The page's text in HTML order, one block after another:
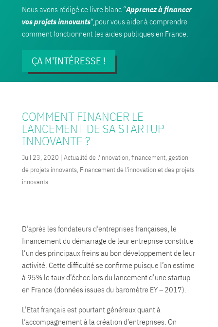
Nous avons rédigé ce livre blanc “Apprenez à financer
vos projets innovants“,pour vous aider à comprendre
comment fonctionnent les aides publiques en France.
ÇA M'INTÉRESSE !
COMMENT FINANCER LE
LANCEMENT DE SA STARTUP
INNOVANTE ?
Juil 23, 2020 | Actualité de l'innovation, financement, gestion
de projets innovants, Financement de l'innovation et des projets
innovants
D’après les fondateurs d’entreprises françaises, le
financement du démarrage de leur entreprise constitue
l’un des principaux freins au bon développement de leur
activité. Cette difficulté se confirme puisque l’on estime
à 95% le taux d’échec lors du lancement d’une startup
en France (données issues du baromètre EY – 2017).
L’Etat français est pourtant généreux quant à
l’accompagnement à la création d’entreprises. On